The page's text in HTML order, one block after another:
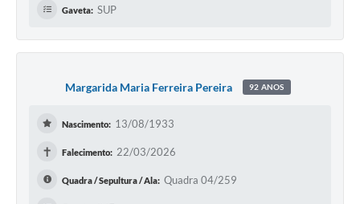
Gaveta: SUP
Margarida Maria Ferreira Pereira 92 ANOS
Nascimento: 13/08/1933
✝ Falecimento: 22/03/2026
Quadra / Sepultura / Ala: Quadra 04/259